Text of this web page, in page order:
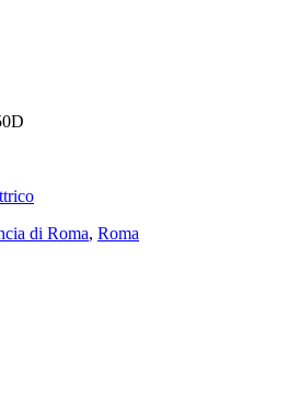
di Roma, Roma